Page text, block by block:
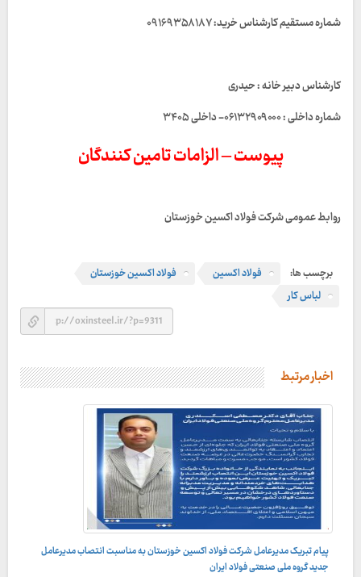
شماره مستقیم کارشناس خرید: ۰۹۱۶۹۳۵۸۱۸۷
کارشناس دبیر خانه : حیدری
شماره داخلی : ۰۶۱۳۲۹۰۹۰۰۰- داخلی ۳۴۰۵
پیوست – الزامات تامین کنندگان
روابط عمومی شرکت فولاد اکسین خوزستان
برچسب ها: فولاد اکسین
فولاد اکسین خوزستان
لباس کار
اخبار مرتبط
پیام تبریک مدیرعامل شرکت فولاد اکسین خوزستان به مناسبت انتصاب مدیرعامل
جدید گروه ملی صنعتی فولاد ایران